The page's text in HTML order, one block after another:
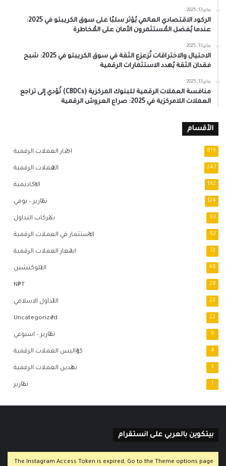
يناير 13, 2025
الركود الاقتصادي العالمي يُؤثر سلبًا على سوق الكريبتو في 2025:
عندما يُفضل المُستثمرون الأمان على المُخاطرة
يناير 13, 2025
الاحتيال والاختراقات تُزعزع الثقة في سوق الكريبتو في 2025: شبح
فقدان الثقة يُهدد الاستثمارات الرقمية
يناير 13, 2025
منافسة العملات الرقمية للبنوك المركزية (CBDCs) تُؤدي إلى تراجع
العملات اللامركزية في 2025: صراع العروش الرقمية
الأقسام
اخبار العملات الرقمية 819
العملات الرقمية 247
الاكاديمية 192
تقارير – يومي 124
شركات التداول 93
الاستثمار في العملات الرقمية 92
اسعار العملات الرقمية 72
البلوكتشين 46
NFT 28
التداول الاسلامي 22
Uncategorized 22
تقارير – اسبوعي 8
كواليس العملات الرقمية 4
تعدين العملات الرقمية 3
تقارير 1
بيتكوين بالعربي على انستقرام
The Instagram Access Token is expired, Go to the Theme options page